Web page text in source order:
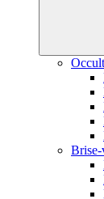
Brise-